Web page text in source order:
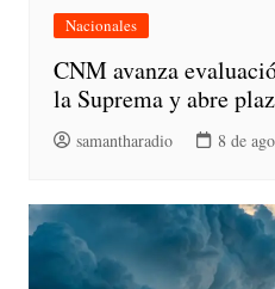
Nacionales
CNM avanza
la Suprema y abre
samantharadio 8 de